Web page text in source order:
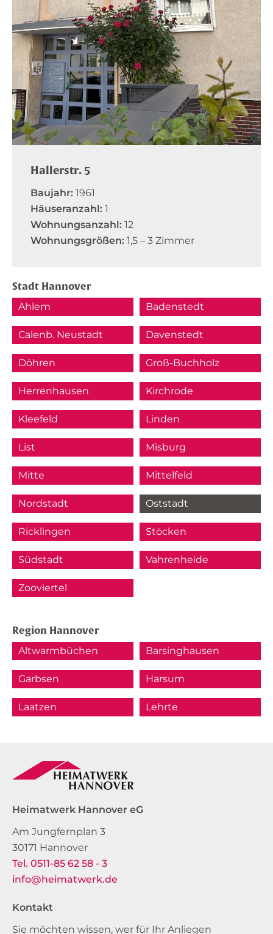
Hallerstr. 5
Baujahr: 1961
Häuseranzahl: 1
Wohnungsanzahl: 12
Wohnungsgrößen: 1,5 – 3 Zimmer
Stadt Hannover
Ahlem Badenstedt
Calenb. Neustadt Davenstedt
Döhren Groß-Buchholz
Herrenhausen Kirchrode
Kleefeld Linden
List Misburg
Mitte Mittelfeld
Nordstadt Oststadt
Ricklingen Stöcken
Südstadt Vahrenheide
Zooviertel
Region Hannover
Altwarmbüchen Barsinghausen
Garbsen Harsum
Laatzen Lehrte
Heimatwerk Hannover eG
Am Jungfernplan 3
30171 Hannover
Tel. 0511-85 62 58 - 3
info@heimatwerk.de
Kontakt
Sie möchten wissen, wer für Ihr Anliegen